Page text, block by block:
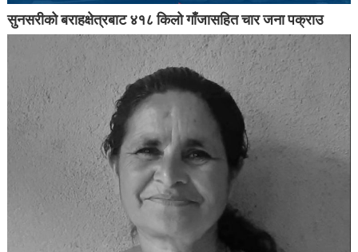
सुनसरीको बराहक्षेत्रबाट ४१८ किलो गाँजासहित चार जना पक्राउ